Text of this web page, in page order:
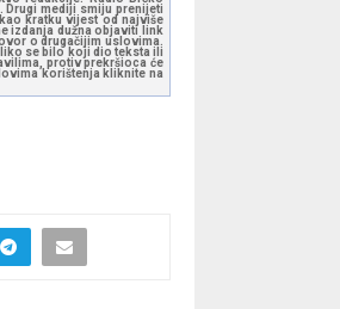
Drugi mediji smiju prenijeti
kratku vijest od najviše
izdanja dužna objaviti link
o drugačijim uslovima.
se bilo koji dio teksta ili
protiv prekršioca će
korištenja kliknite na